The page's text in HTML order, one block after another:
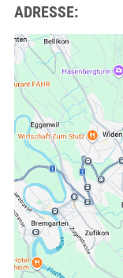
ADRESSE: